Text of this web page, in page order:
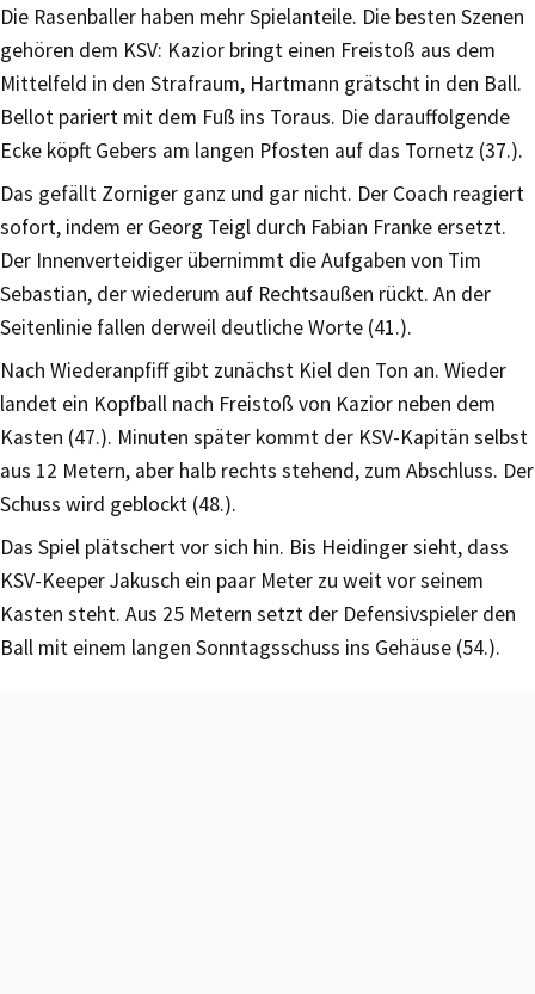
Die Rasenballer haben mehr Spielanteile. Die besten Szenen
gehören dem KSV: Kazior bringt einen Freistoß aus dem
Mittelfeld in den Strafraum, Hartmann grätscht in den Ball.
Bellot pariert mit dem Fuß ins Toraus. Die darauffolgende
Ecke köpft Gebers am langen Pfosten auf das Tornetz (37.).
Das gefällt Zorniger ganz und gar nicht. Der Coach reagiert
sofort, indem er Georg Teigl durch Fabian Franke ersetzt.
Der Innenverteidiger übernimmt die Aufgaben von Tim
Sebastian, der wiederum auf Rechtsaußen rückt. An der
Seitenlinie fallen derweil deutliche Worte (41.).
Nach Wiederanpfiff gibt zunächst Kiel den Ton an. Wieder
landet ein Kopfball nach Freistoß von Kazior neben dem
Kasten (47.). Minuten später kommt der KSV-Kapitän selbst
aus 12 Metern, aber halb rechts stehend, zum Abschluss. Der
Schuss wird geblockt (48.).
Das Spiel plätschert vor sich hin. Bis Heidinger sieht, dass
KSV-Keeper Jakusch ein paar Meter zu weit vor seinem
Kasten steht. Aus 25 Metern setzt der Defensivspieler den
Ball mit einem langen Sonntagsschuss ins Gehäuse (54.).